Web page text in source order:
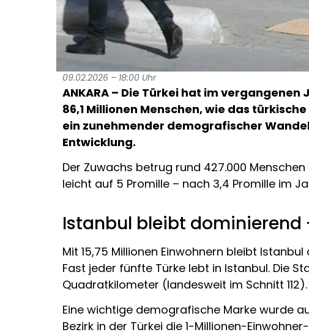
09.02.2026 – 18:00 Uhr
ANKARA – Die Türkei hat im
86,1 Millionen Menschen, wie das
ein zunehmender demografischer
Entwicklung.
Der Zuwachs betrug rund 427.000
leicht auf 5 Promille – nach 3,4 Promille im
Istanbul bleibt dominierend
Mit 15,75 Millionen Einwohnern bleibt
Fast jeder fünfte Türke lebt in Istanbul. Die
Quadratkilometer (landesweit im Schnitt 112).
Eine wichtige demografische Marke wurde
Bezirk in der Türkei die 1-Millionen-